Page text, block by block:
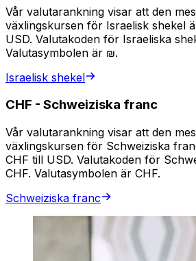
Vår valutarankning visar att den
växlingskursen för Israelisk shekel
USD. Valutakoden för Israeliska
Valutasymbolen är ₪.
Israelisk shekel
CHF - Schweiziska franc
Vår valutarankning visar att den
växlingskursen för Schweiziska
CHF till USD. Valutakoden för
CHF. Valutasymbolen är CHF.
Schweiziska franc